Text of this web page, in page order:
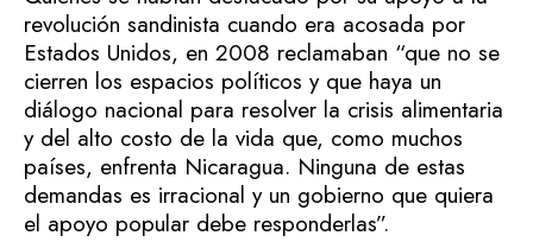
revolución sandinista cuando era acosada por
Estados Unidos, en 2008 reclamaban “que no se
cierren los espacios políticos y que haya un
diálogo nacional para resolver la crisis alimentaria
y del alto costo de la vida que, como muchos
países, enfrenta Nicaragua. Ninguna de estas
demandas es irracional y un gobierno que quiera
el apoyo popular debe responderlas”.